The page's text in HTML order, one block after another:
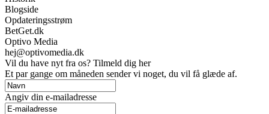
Blogside
Opdateringsstrøm
BetGet.dk
Optivo Media
hej@optivomedia.dk
Vil du have nyt fra os? Tilmeld dig her
Et par gange om måneden sender vi noget, du vil få glæde af.
Angiv din e-mailadresse